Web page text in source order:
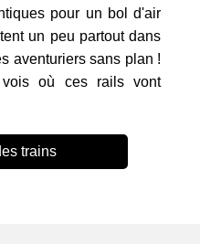
pour un bol d'air
un peu partout dans
aventuriers sans plan !
où ces rails vont
trains